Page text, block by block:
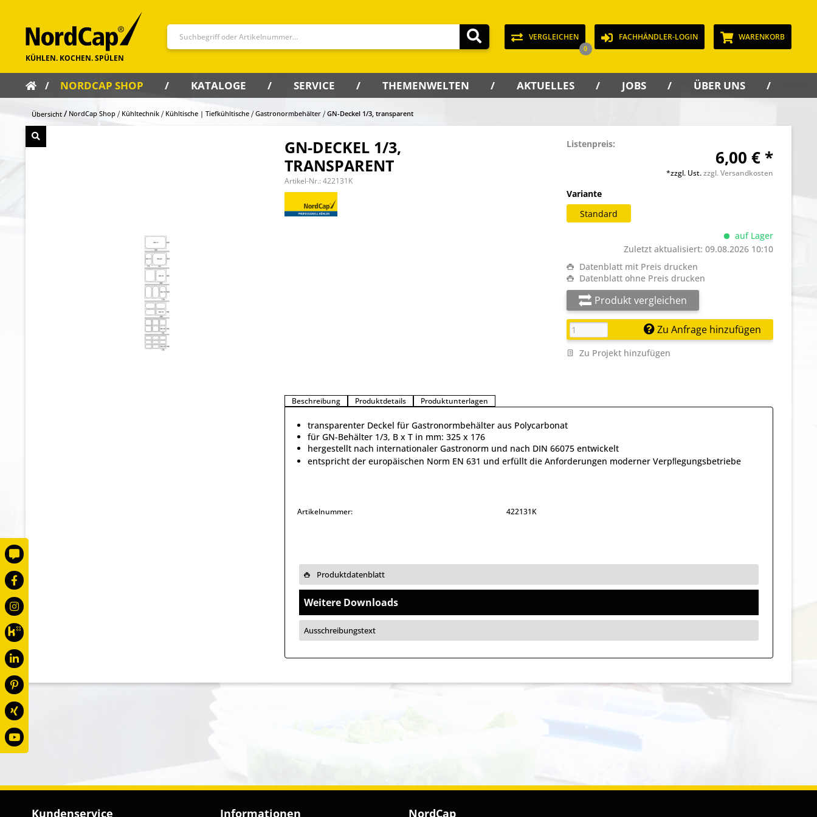
VERGLEICHEN
0
FACHHÄNDLER-LOGIN WARENKORB
NORDCAP SHOP KATALOGE SERVICE THEMENWELTEN AKTUELLES JOBS ÜBER UNS
Übersicht NordCap Shop Kühltechnik Kühltische | Tiefkühltische Gastronormbehälter GN-Deckel 1/3, transparent
GN-DECKEL 1/3,
TRANSPARENT
Artikel-Nr.: 422131K
Listenpreis:
6,00 € *
*zzgl. Ust.zzgl. Versandkosten
Variante
Standard
auf Lager
Zuletzt aktualisiert: 09.08.2026 10:10
Datenblatt mit Preis drucken
Datenblatt ohne Preis drucken
Produkt vergleichen
Zu Anfrage hinzufügen
Zu Projekt hinzufügen
Beschreibung Produktdetails Produktunterlagen
transparenter Deckel für Gastronormbehälter aus Polycarbonat
für GN-Behälter 1/3, B x T in mm: 325 x 176
hergestellt nach internationaler Gastronorm und nach DIN 66075 entwickelt
entspricht der europäischen Norm EN 631 und erfüllt die Anforderungen moderner Verpﬂegungsbetriebe
Artikelnummer: 422131K
Produktdatenblatt
Weitere Downloads
Ausschreibungstext
Kundenservice Informationen NordCap